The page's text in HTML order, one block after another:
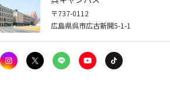
〒737-0112
広島県呉市広古新開5-1-1